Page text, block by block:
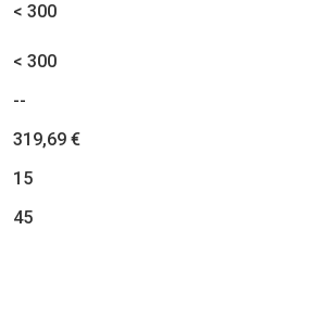
< 300
< 300
--
319,69 €
15
45